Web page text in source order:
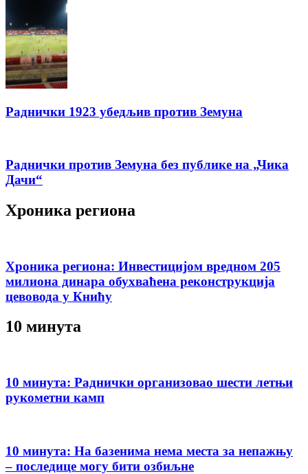
Раднички 1923 убедљив против Земуна
Раднички против Земуна без публике на „Чика
Дачи“
Хроника региона
Хроника региона: Инвестицијом вредном 205
милиона динара обухваћена реконструкција
цевовода у Книћу
10 минута
10 минута: Раднички организовао шести летњи
рукометни камп
10 минута: На базенима нема места за непажњу
– последице могу бити озбиљне